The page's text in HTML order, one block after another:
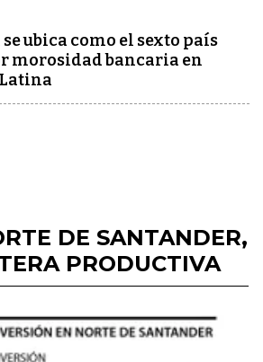
ubica como el sexto país
morosidad bancaria en
DE SANTANDER,
PRODUCTIVA